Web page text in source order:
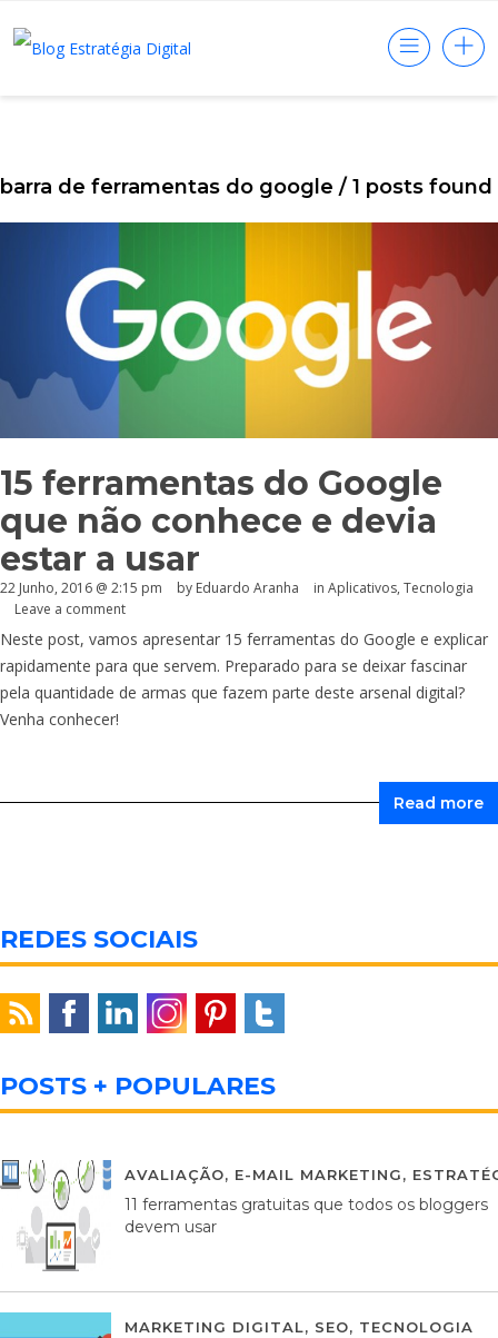
barra de ferramentas do google / 1 posts found
15 ferramentas do Google
que não conhece e devia
estar a usar
22 Junho, 2016 @ 2:15 pm by Eduardo Aranha in Aplicativos, Tecnologia
Leave a comment
Neste post, vamos apresentar 15 ferramentas do Google e explicar
rapidamente para que servem. Preparado para se deixar fascinar
pela quantidade de armas que fazem parte deste arsenal digital?
Venha conhecer!
Read more
REDES SOCIAIS
POSTS + POPULARES
AVALIAÇÃO, E-MAIL MARKETING,
11 ferramentas gratuitas que todos os bloggers
devem usar
MARKETING DIGITAL, SEO, TECNOLOGIA